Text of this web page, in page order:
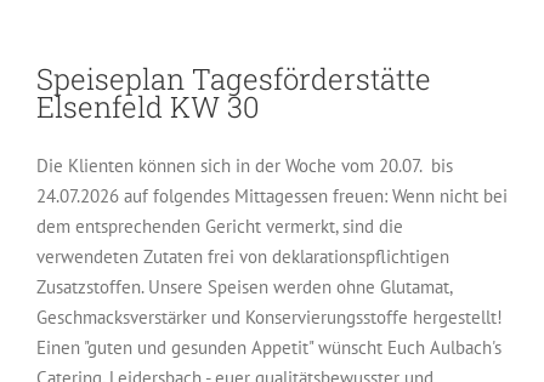
Speiseplan Tagesförderstätte
Elsenfeld KW 30
Die Klienten können sich in der Woche vom 20.07. bis
24.07.2026 auf folgendes Mittagessen freuen: Wenn nicht bei
dem entsprechenden Gericht vermerkt, sind die
verwendeten Zutaten frei von deklarationspflichtigen
Zusatzstoffen. Unsere Speisen werden ohne Glutamat,
Geschmacksverstärker und Konservierungsstoffe hergestellt!
Einen "guten und gesunden Appetit" wünscht Euch Aulbach's